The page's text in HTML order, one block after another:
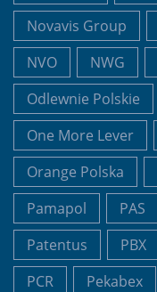
Novavis Group
NVO
NWG
Odlewnie Polskie
One More Lever
Orange Polska
Pamapol
PAS
Patentus
PBX
PCR
Pekabex